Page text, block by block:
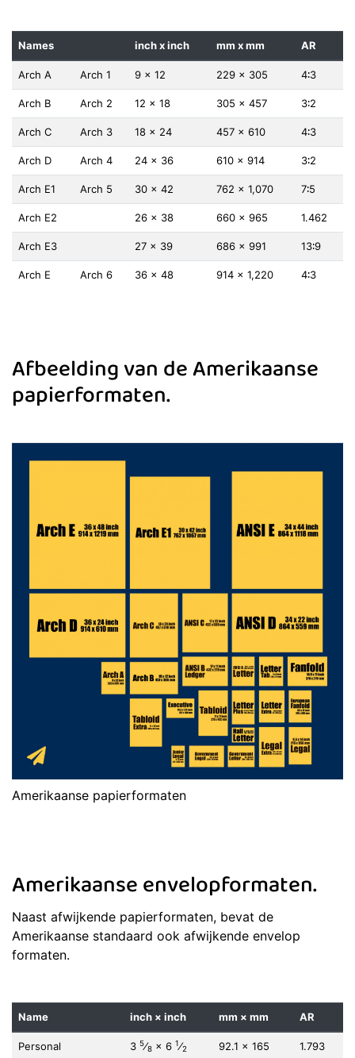
Names inch x inch mm x mm AR
Arch A Arch 1 9 × 12 229 × 305 4∶3
Arch B Arch 2 12 × 18 305 × 457 3∶2
Arch C Arch 3 18 × 24 457 × 610 4∶3
Arch D Arch 4 24 × 36 610 × 914 3∶2
Arch E1 Arch 5 30 × 42 762 × 1,070 7∶5
Arch E2 26 × 38 660 × 965 1.462
Arch E3 27 × 39 686 × 991 13∶9
Arch E Arch 6 36 × 48 914 × 1,220 4∶3
Afbeelding van de Amerikaanse
papierformaten.
Amerikaanse papierformaten
Amerikaanse envelopformaten.
Naast afwijkende papierformaten, bevat de
Amerikaanse standaard ook afwijkende envelop
formaten.
Name inch × inch mm × mm AR
Personal 3 5⁄8 × 6 1⁄2 92.1 × 165 1.793